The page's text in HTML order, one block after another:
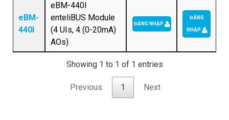
eBM-
440I
eBM-440I
enteliBUS Module
(4 UIs, 4 (0-20mA)
AOs)
ĐĂNG NHẬP
ĐĂNG
NHẬP
Showing 1 to 1 of 1 entries
Previous 1 Next